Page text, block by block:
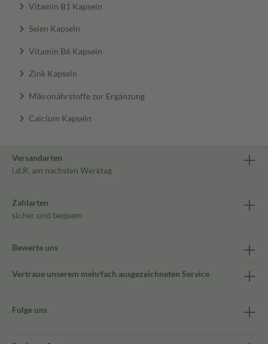
Vitamin B1 Kapseln
Selen Kapseln
Vitamin B6 Kapseln
Zink Kapseln
Mikronährstoffe zur Ergänzung
Calcium Kapseln
Versandarten
i.d.R. am nächsten Werktag
Zahlarten
sicher und bequem
Bewerte uns
Vertraue unserem mehrfach ausgezeichneten Service
Folge uns